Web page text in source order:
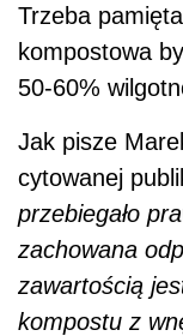
Trzeba
kompostowa
50-60%
Jak pisze
cytowanej
przebiegało
zachowana
zawartością
kompostu z